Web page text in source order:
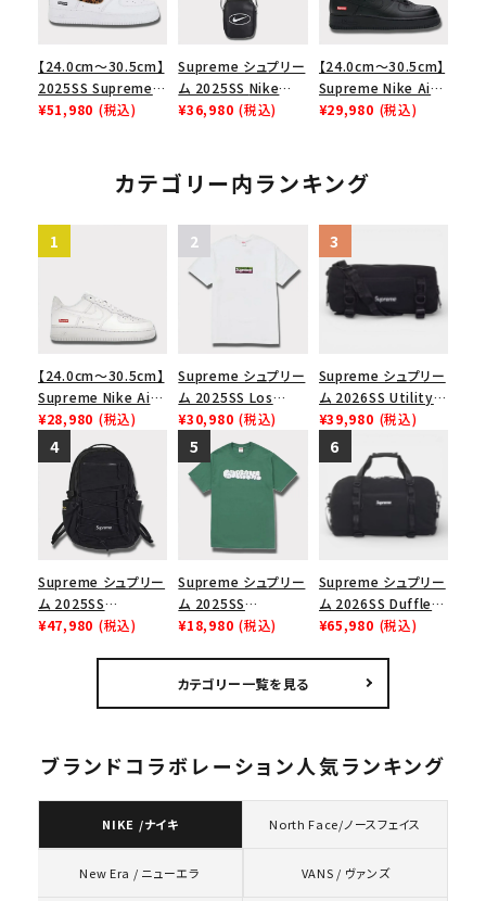
【24.0cm～30.5cm】
2025SS Supreme
GOODENOUGH
ムグッドイナフ ナイキ
エアフォース１スニー
¥51,980 (税込)
Supreme シュプリー
ム 2025SS Nike
Leather Shoulder
ク 黒
¥36,980 (税込)
【24.0cm～30.5cm】
Supreme Nike Air
Force 1 Low シュプ
ューズ ブラック
¥29,980 (税込)
カテゴリー内ランキング
【24.0cm～30.5cm】
Supreme Nike Air
Force 1 Low シュプ
リーム ナイキエアフォ
ース１スニーカー シ
ューズ ホワイト
¥28,980 (税込)
Supreme シュプリー
ム 2025SS Los
Angeles Fire Relief
Box Logo Tee ファ
イヤーリリーフボック
スロゴTシャツ ホワ
¥30,980 (税込)
Supreme シュプリー
ム 2026SS Utility
Bag ユーティリティ
バッグ ブラック
¥39,980 (税込)
Supreme シュプリー
ム 2025SS
Backpack バックパッ
¥47,980 (税込)
Supreme シュプリー
ム 2025SS
Homerun Tee ホー
¥18,980 (税込)
Supreme シュプリー
ム 2026SS Duffle
Bag ダッフルバッグ
¥65,980 (税込)
カテゴリー一覧を見る
ブランドコラボレーション人気ランキング
NIKE /ナイキ North Face/ノースフェイス
New Era / ニューエラ VANS / ヴァンズ